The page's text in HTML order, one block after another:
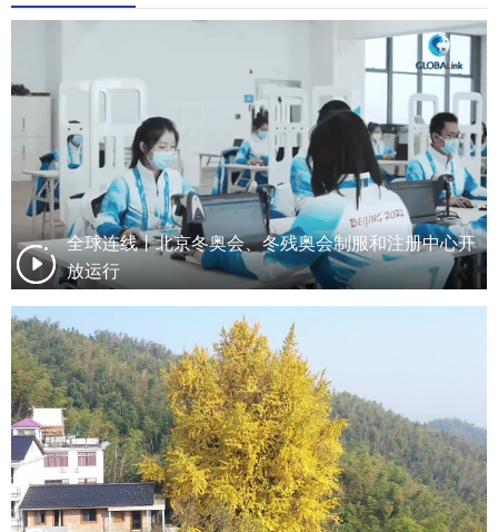
全球连线丨北京冬奥会、冬残奥会制服和注册中心开
放运行